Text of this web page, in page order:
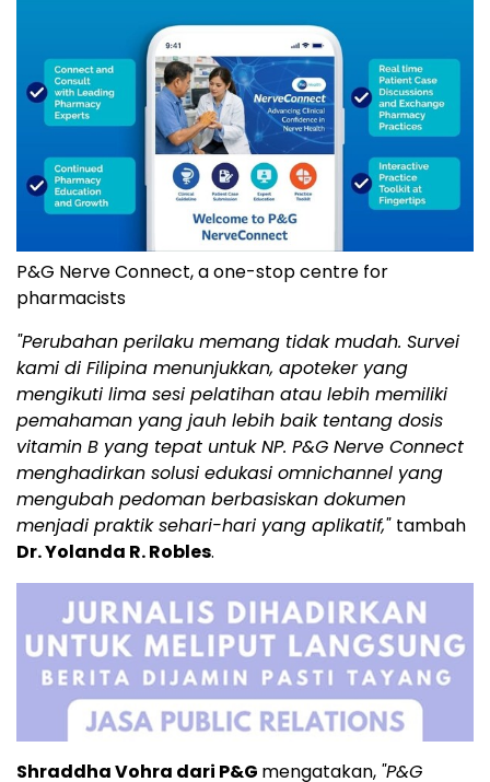
P&G Nerve Connect, a one-stop centre for
pharmacists
"Perubahan perilaku memang tidak mudah. Survei
kami di Filipina menunjukkan, apoteker yang
mengikuti lima sesi pelatihan atau lebih memiliki
pemahaman yang jauh lebih baik tentang dosis
vitamin B yang tepat untuk NP. P&G Nerve Connect
menghadirkan solusi edukasi omnichannel yang
mengubah pedoman berbasiskan dokumen
menjadi praktik sehari-hari yang aplikatif," tambah
Dr. Yolanda R. Robles.
Shraddha Vohra dari P&G mengatakan, "P&G